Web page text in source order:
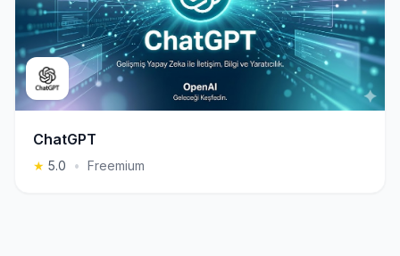
ChatGPT
★ 5.0 • Freemium